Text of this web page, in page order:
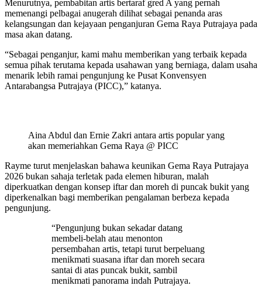
Menurutnya, pembabitan artis bertaraf gred A yang pernah
memenangi pelbagai anugerah dilihat sebagai penanda aras
kelangsungan dan kejayaan penganjuran Gema Raya Putrajaya pada
masa akan datang.
“Sebagai penganjur, kami mahu memberikan yang terbaik kepada
semua pihak terutama kepada usahawan yang berniaga, dalam usaha
menarik lebih ramai pengunjung ke Pusat Konvensyen
Antarabangsa Putrajaya (PICC),” katanya.
Aina Abdul dan Ernie Zakri antara artis popular yang
akan memeriahkan Gema Raya @ PICC
Rayme turut menjelaskan bahawa keunikan Gema Raya Putrajaya
2026 bukan sahaja terletak pada elemen hiburan, malah
diperkuatkan dengan konsep iftar dan moreh di puncak bukit yang
diperkenalkan bagi memberikan pengalaman berbeza kepada
pengunjung.
“Pengunjung bukan sekadar datang
membeli-belah atau menonton
persembahan artis, tetapi turut berpeluang
menikmati suasana iftar dan moreh secara
santai di atas puncak bukit, sambil
menikmati panorama indah Putrajaya.